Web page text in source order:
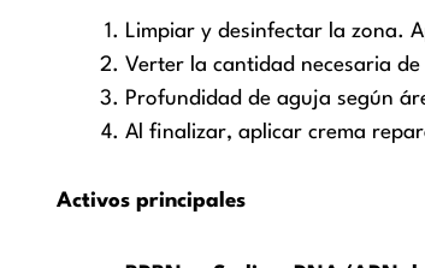
Limpiar y desinfectar la zona.
Verter la cantidad necesaria
Profundidad de aguja según
Al finalizar, aplicar crema
Activos principales